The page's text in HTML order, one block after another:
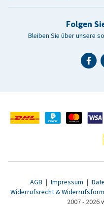
Folgen
Bleiben Sie über unsere
AGB | Impressum |
Widerrufsrecht &
2007 - 2026